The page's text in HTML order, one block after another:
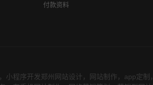
付款资料
，小程序开发郑州网站设计，网站制作，app定